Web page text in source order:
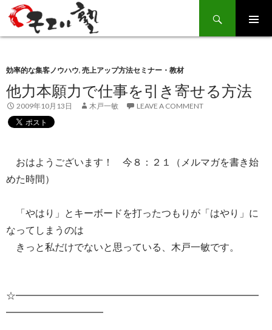
Search
SKIP
TO
効率的な集客ノウハウ, 売上アップ方法セミナー・教材
他力本願力で仕事を引き寄せる方法
2009年10月13日 木戸一敏 LEAVE A COMMENT
おはようございます！ 今８：２１（メルマガを書き始
めた時間）
「やはり」とキーボードを打ったつもりが「はやり」に
なってしまうのは
きっと私だけでないと思っている、木戸一敏です。
☆━━━━━━━━━━━━━━━━━━━━━━━━━
━━━━━━━━━━